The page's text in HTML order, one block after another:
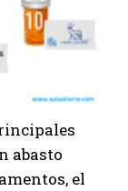
abasto
el